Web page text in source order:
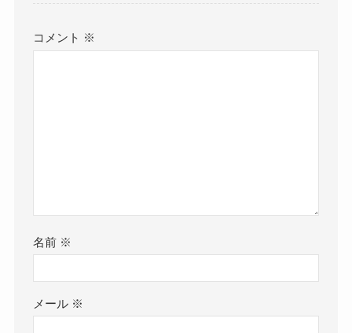
コメント ※
名前 ※
メール ※